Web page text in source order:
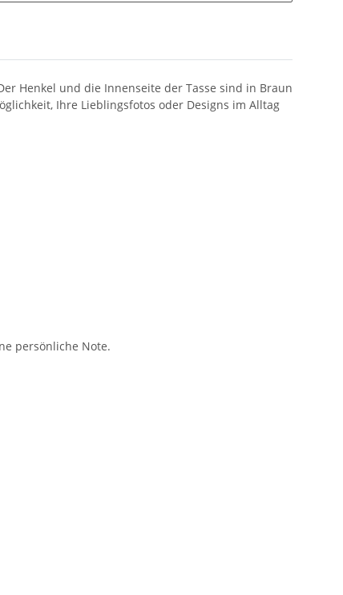
Henkel und die Innenseite der Tasse sind in Braun
Ihre Lieblingsfotos oder Designs im Alltag
persönliche Note.